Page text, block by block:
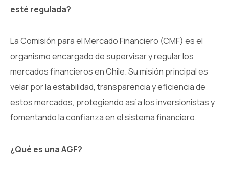
esté regulada?
La Comisión para el Mercado Financiero (CMF) es el
organismo encargado de supervisar y regular los
mercados financieros en Chile. Su misión principal es
velar por la estabilidad, transparencia y eficiencia de
estos mercados, protegiendo así a los inversionistas y
fomentando la confianza en el sistema financiero.
¿Qué es una AGF?